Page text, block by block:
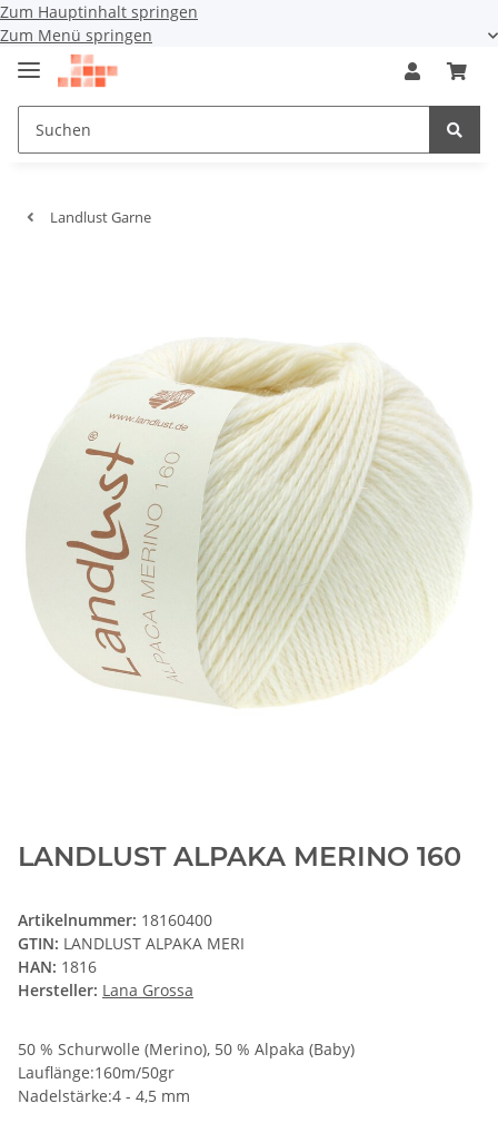
Zum Hauptinhalt springen
Zum Menü springen
Landlust Garne
LANDLUST ALPAKA MERINO 160
Artikelnummer: 18160400
GTIN: LANDLUST ALPAKA MERI
HAN: 1816
Hersteller: Lana Grossa
50 % Schurwolle (Merino), 50 % Alpaka (Baby)
Lauflänge:160m/50gr
Nadelstärke:4 - 4,5 mm